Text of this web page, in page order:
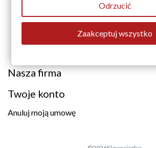
Nasza firma
Twoje konto
Anuluj moją umowę
Odrzucić
Zaakceptuj wszystko